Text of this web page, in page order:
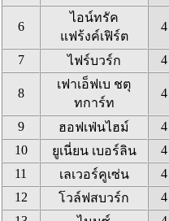
6
ไอน์ทรัค
แฟร้งค์เฟิร์ต
4
7 ไฟร์บวร์ก 4
8
เฟาเอ็ฟเบ ชตุ
ทการ์ท
4
9 ฮอฟเฟ่นไฮม์ 4
10
ยูเนี่ยน เบอร์ลิน 4
11
เลเวอร์คูเซ่น 4
12
โวล์ฟสบวร์ก 4